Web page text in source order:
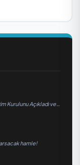
Kurulunu Açıkladı ve
hamle!